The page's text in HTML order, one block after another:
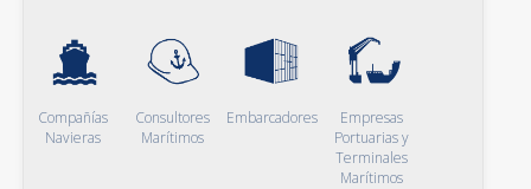
Compañías
Navieras
Consultores
Marítimos
Embarcadores
Empresas
Portuarias y
Terminales
Marítimos